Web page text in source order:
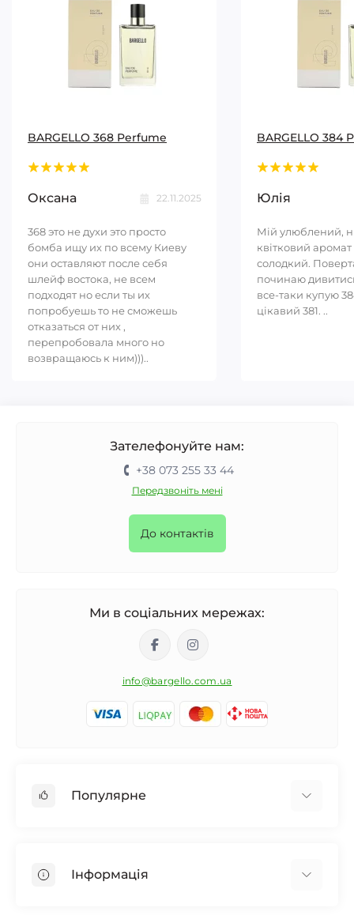
BARGELLO 368 Perfume
Оксана 22.11.2025
368 это не духи это просто
бомба ищу их по всему Киеву
они оставляют после себя
шлейф востока, не всем
подходят но если ты их
попробуешь то не сможешь
отказаться от них ,
перепробовала много но
возвращаюсь к ним)))..
BARGELLO 384
Юлія
Мій улюблений,
квітковий аромат
солодкий.
починаю
все-таки купую
цікавий 381. ..
Зателефонуйте нам:
+38 073 255 33 44
Передзвоніть мені
До контактів
Ми в соціальних мережах:
info@bargello.com.ua
Популярне
Унісекс Парфумерія
Інформація